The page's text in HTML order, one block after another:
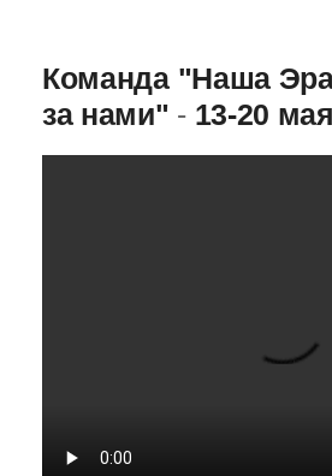
Команда "Наша
за нами" - 13-20